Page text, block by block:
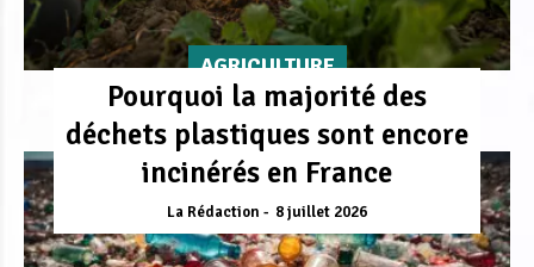
AGRICULTURE
Pourquoi la majorité des
déchets plastiques sont encore
incinérés en France
La Rédaction 8 juillet 2026